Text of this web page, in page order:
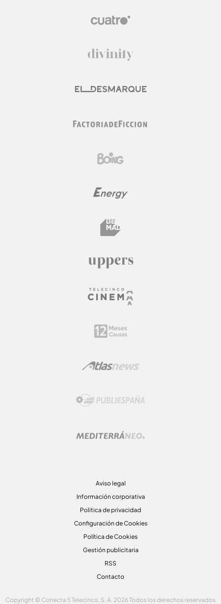
Aviso legal
Información corporativa
Politica de privacidad
Configuración de Cookies
Política de Cookies
Gestión publicitaria
RSS
Contacto
Copyright © Conecta 5 Telecinco, S. A. 2026 Todos los derechos reservados